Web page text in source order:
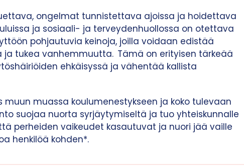
ongelmat tunnistettava ajoissa ja hoidettava
ja sosiaali- ja terveydenhuollossa on otettava
pohjautuvia keinoja, joilla voidaan edistää
ja tukea vanhemmuutta. Tämä on erityisen tärkeää
ehkäisyssä ja vähentää kallista
muassa koulumenestykseen ja koko tulevaan
suojaa nuorta syrjäytymiseltä ja tuo yhteiskunnalle
perheiden vaikeudet kasautuvat ja nuori jää vaille
henkilöä kohden*.